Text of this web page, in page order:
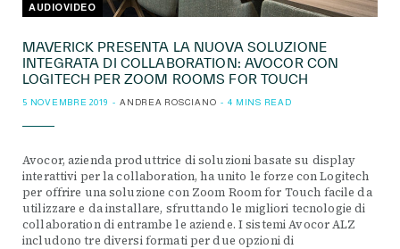
AUDIOVIDEO
MAVERICK PRESENTA LA NUOVA SOLUZIONE
INTEGRATA DI COLLABORATION: AVOCOR CON
LOGITECH PER ZOOM ROOMS FOR TOUCH
5 NOVEMBRE 2019 ANDREA ROSCIANO 4 MINS READ
Avocor, azienda produttrice di soluzioni basate su display
interattivi per la collaboration, ha unito le forze con Logitech
per offrire una soluzione con Zoom Room for Touch facile da
utilizzare e da installare, sfruttando le migliori tecnologie di
collaboration di entrambe le aziende. I sistemi Avocor ALZ
includono tre diversi formati per due opzioni di